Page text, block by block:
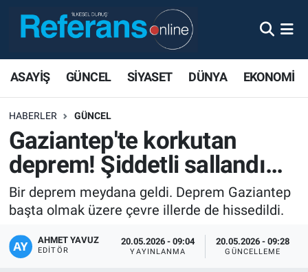
ASAYİŞ GÜNCEL SİYASET DÜNYA EKONOMİ
HABERLER GÜNCEL
Gaziantep'te korkutan
deprem! Şiddetli sallandı…
Bir deprem meydana geldi. Deprem Gaziantep
başta olmak üzere çevre illerde de hissedildi.
AHMET YAVUZ
EDITÖR
20.05.2026 - 09:04
YAYINLANMA
20.05.2026 - 09:28
GÜNCELLEME